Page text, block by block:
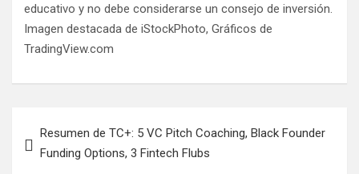
educativo y no debe considerarse un consejo de inversión.
Imagen destacada de iStockPhoto, Gráficos de
TradingView.com
de Resumen de TC+: 5 VC Pitch Coaching, Black Founder
Funding Options, 3 Fintech Flubs